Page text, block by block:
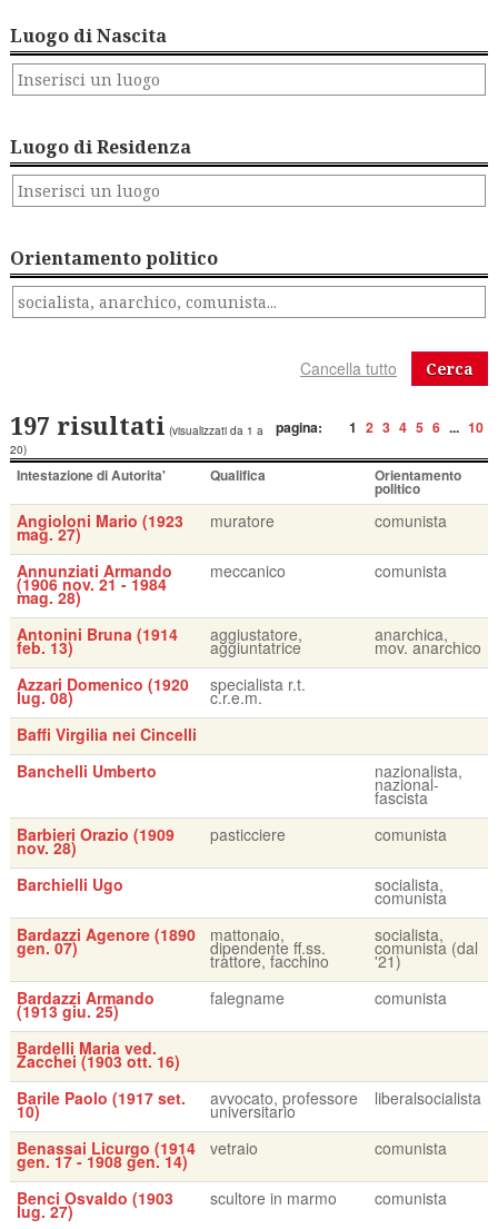
Luogo di Nascita
Luogo di Residenza
Orientamento politico
Cerca
pagina: 1 2 3 4 5 6 ... 10
197 risultati (visualizzati da 1 a
20)
Intestazione di Autorita' Qualifica Orientamento
politico
Angioloni Mario (1923
mag. 27)
muratore comunista
Annunziati Armando
(1906 nov. 21 - 1984
mag. 28)
meccanico comunista
Antonini Bruna (1914
feb. 13)
aggiustatore,
aggiuntatrice
anarchica,
mov. anarchico
Azzari Domenico (1920
lug. 08)
specialista r.t.
c.r.e.m.
Baffi Virgilia nei Cincelli
Banchelli Umberto
nazionalista,
nazional-
fascista
Barbieri Orazio (1909
nov. 28)
pasticciere comunista
Barchielli Ugo socialista,
comunista
Bardazzi Agenore (1890
gen. 07)
mattonaio,
dipendente ff.ss.
trattore, facchino
socialista,
comunista (dal
'21)
Bardazzi Armando
(1913 giu. 25)
falegname comunista
Bardelli Maria ved.
Zacchei (1903 ott. 16)
Barile Paolo (1917 set.
10)
avvocato, professore
universitario
liberalsocialista
Benassai Licurgo (1914
gen. 17 - 1908 gen. 14)
vetraio comunista
Benci Osvaldo (1903
lug. 27)
scultore in marmo comunista